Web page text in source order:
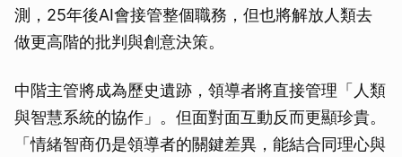
測，25年後AI會接管整個職務，但也將解放人類去
做更高階的批判與創意決策。
中階主管將成為歷史遺跡，領導者將直接管理「人類
與智慧系統的協作」。但面對面互動反而更顯珍貴。
「情緒智商仍是領導者的關鍵差異，能結合同理心與